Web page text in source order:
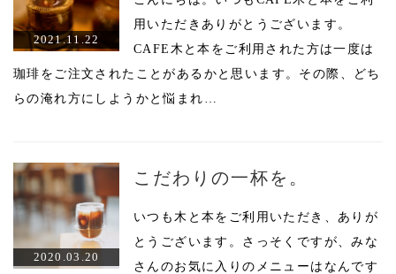
2021.11.22
用いただきありがとうございます。
CAFE木と本をご利用された方は一度は
珈琲をご注文されたことがあるかと思います。その際、どち
らの淹れ方にしようかと悩まれ…
2020.03.20
こだわりの一杯を。
いつも木と本をご利用いただき、ありが
とうございます。さっそくですが、みな
さんのお気に入りのメニューはなんです